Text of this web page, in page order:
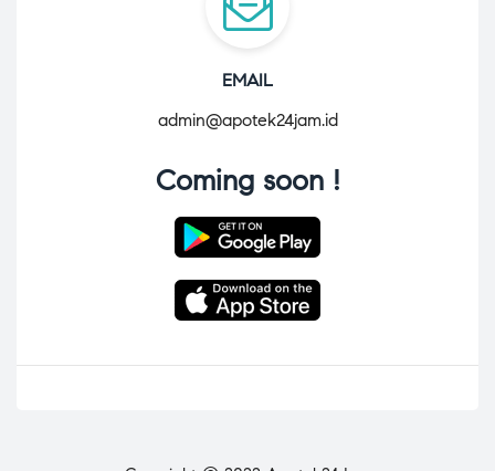
EMAIL
admin@apotek24jam.id
Coming soon !